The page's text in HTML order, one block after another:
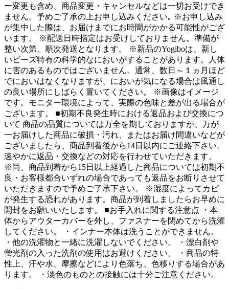
ー変更も含め、商品変更・キャンセルなどは一切お受けでき
ません。予めご了承の上お申し込みください｡ ※お申し込み
が集中した際は、お届けまでにお時間がかかる可能性がござ
います。 ※配送日時指定はお受けしておりません。準備が
整い次第、順次発送となります。 ※新品のYogiboは、新し
いビーズ特有の科学的なにおいがすることがあります。人体
に害のあるものではございません。通常、数日～１ヵ月ほど
でにおいはなくなりますが、においが気になる場合は風通し
の良い場所にしばらく置いてください。 ※画像はイメージ
です。モニター環境によって、実際の色味と差が出る場合が
ございます。 ■初期不良発生時における返品および交換につ
いて 商品の品質については万全を期しておりますが、万が
一お届けした商品に破損・汚れ、またはお届け間違いなどが
ございましたら、商品到着後から14日以内にご連絡下さい。
速やかに返品・交換などの対応を行わせていただきます。
※尚、商品到着から15日以上経過した商品については初期不
良・お客様都合いずれの場合であっても返品をお断りさせて
いただきますので予めご了承下さい。 ※湿度によってカビ
が発生する恐れがあります。商品が到着しましたらお早めに
開封をお願いいたします。 ■お手入れに関する注意点 ・本
体からアウターカバーを外し、ファスナーを閉めてから洗濯
してください。 ・インナー本体は洗うことができません。
・他の洗濯物と一緒に洗濯しないでください。 ・漂白剤や
蛍光剤の入った洗剤の使用はお避けください。 ・商品の特
性上、汗や水、摩擦などにより色落ち、色移りする場合があ
ります。 ・淡色のものとの接触には十分ご注意ください。